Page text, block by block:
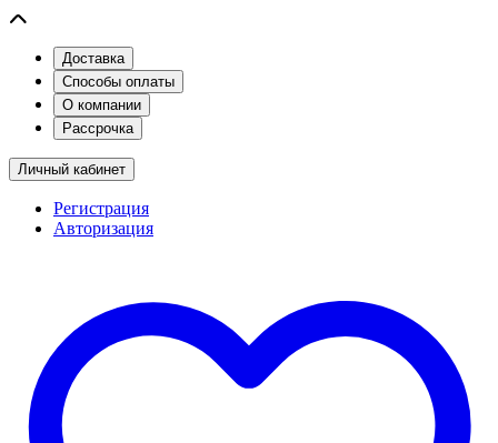
Доставка
Способы оплаты
О компании
Рассрочка
Личный кабинет
Регистрация
Авторизация